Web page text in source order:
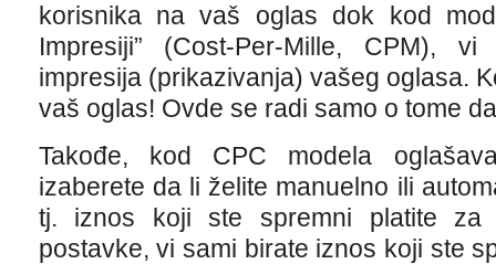
korisnika na vaš oglas dok kod
Impresiji” (Cost-Per-Mille, CPM),
impresija (prikazivanja) vašeg oglasa.
vaš oglas! Ovde se radi samo o tome
Takođe, kod CPC modela
izaberete da li želite manuelno ili
tj. iznos koji ste spremni platite za
postavke, vi sami birate iznos koji ste